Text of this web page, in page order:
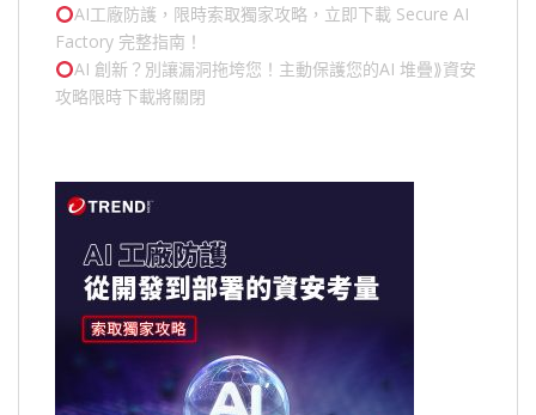
AI工廠防護，限時索取獨家攻略，立即下載 Secure AI
Factory 完整指南！
AI 創新？別讓漏洞拖垮您！主動保護您的AI 堆疊⟫資安
攻略限時下載將關閉